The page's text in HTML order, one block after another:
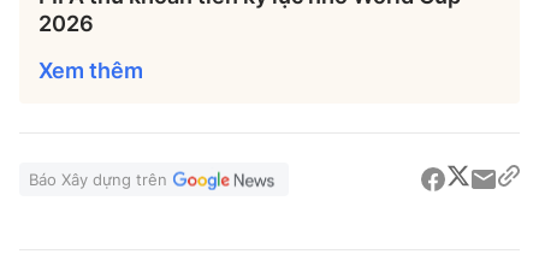
2026
Xem thêm
Báo Xây dựng trên